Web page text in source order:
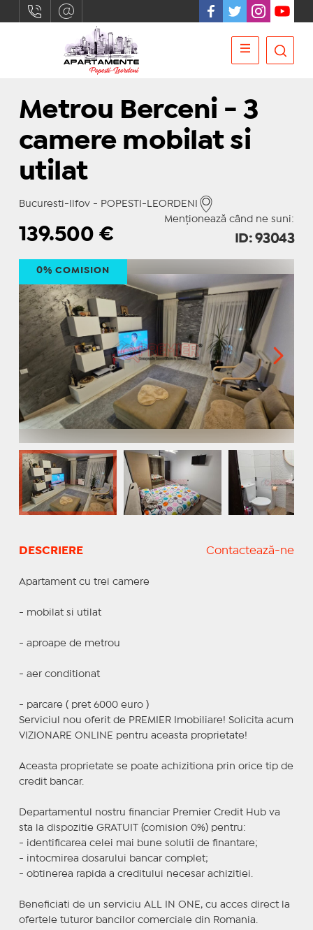
Metrou Berceni - 3
camere mobilat si
utilat
Bucuresti-Ilfov - POPESTI-LEORDENI
Menționează când ne suni:
139.500 € ID: 93043
0% COMISION
DESCRIERE Contactează-ne
Apartament cu trei camere
- mobilat si utilat
- aproape de metrou
- aer conditionat
- parcare ( pret 6000 euro )
Serviciul nou oferit de PREMIER Imobiliare! Solicita acum
VIZIONARE ONLINE pentru aceasta proprietate!
Aceasta proprietate se poate achizitiona prin orice tip de
credit bancar.
Departamentul nostru financiar Premier Credit Hub va
sta la dispozitie GRATUIT (comision 0%) pentru:
- identificarea celei mai bune solutii de finantare;
- intocmirea dosarului bancar complet;
- obtinerea rapida a creditului necesar achizitiei.
Beneficiati de un serviciu ALL IN ONE, cu acces direct la
ofertele tuturor bancilor comerciale din Romania.